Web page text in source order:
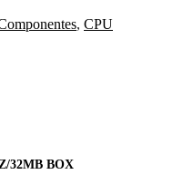
, CPU
32MB BOX